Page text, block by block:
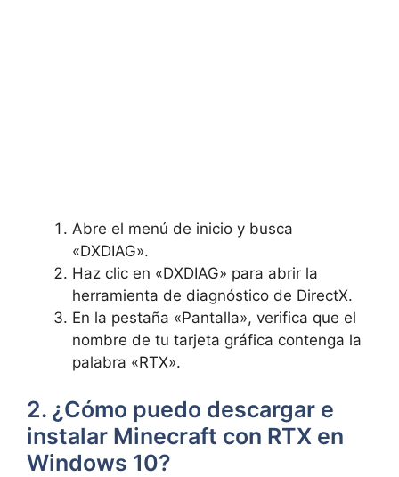
Abre el menú de inicio ​y ​busca
«DXDIAG».
Haz clic en «DXDIAG» para abrir la
herramienta de diagnóstico de DirectX.
En la pestaña «Pantalla», verifica que el
nombre de tu tarjeta gráfica contenga la
palabra «RTX».
2. ¿Cómo puedo ​descargar e
instalar ⁣Minecraft con RTX en
Windows 10?